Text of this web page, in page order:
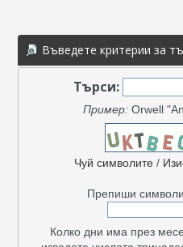
Въведете критерии за
Търси:
Пример: Orwell
Чуй символите/
Препиши
Колко дни има през